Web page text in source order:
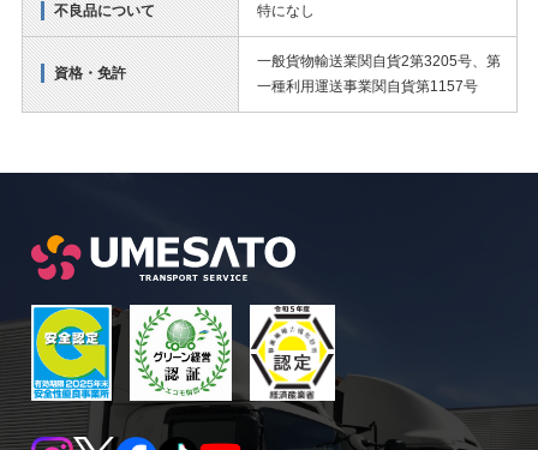
不良品について 特になし
資格・免許
一般貨物輸送業関自貨2第3205号、第
一種利用運送事業関自貨第1157号